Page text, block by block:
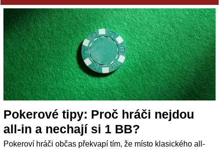
Pokerové tipy: Proč hráči nejdou
all-in a nechají si 1 BB?
Pokeroví hráči občas překvapí tím, že místo klasického all-